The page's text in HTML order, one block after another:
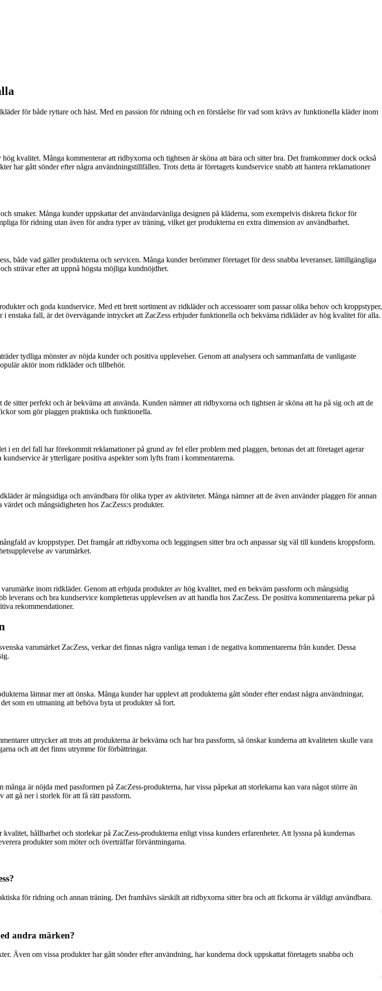
för både ryttare och häst. Med en passion för ridning och en förståelse för vad som krävs av funktionella kläder inom
kvalitet. Många kommenterar att ridbyxorna och tightsen är sköna att bära och sitter bra. Det framkommer dock också
har gått sönder efter några användningstillfällen. Trots detta är företagets kundservice snabb att hantera reklamationer
smaker. Många kunder uppskattar det användarvänliga designen på kläderna, som exempelvis diskreta fickor för
för ridning utan även för andra typer av träning, vilket ger produkterna en extra dimension av användbarhet.
både vad gäller produkterna och servicen. Många kunder berömmer företaget för dess snabba leveranser, lättillgängliga
strävar efter att uppnå högsta möjliga kundnöjdhet.
och goda kundservice. Med ett brett sortiment av ridkläder och accessoarer som passar olika behov och kroppstyper,
enstaka fall, är det övervägande intrycket att ZacZess erbjuder funktionella och bekväma ridkläder av hög kvalitet för alla.
tydliga mönster av nöjda kunder och positiva upplevelser. Genom att analysera och sammanfatta de vanligaste
aktör inom ridkläder och tillbehör.
sitter perfekt och är bekväma att använda. Kunden nämner att ridbyxorna och tightsen är sköna att ha på sig och att de
som gör plaggen praktiska och funktionella.
i en del fall har förekommit reklamationer på grund av fel eller problem med plaggen, betonas det att företaget agerar
är ytterligare positiva aspekter som lyfts fram i kommentarerna.
är mångsidiga och användbara för olika typer av aktiviteter. Många nämner att de även använder plaggen för annan
och mångsidigheten hos ZacZess:s produkter.
av kroppstyper. Det framgår att ridbyxorna och leggingsen sitter bra och anpassar sig väl till kundens kroppsform.
av varumärket.
inom ridkläder. Genom att erbjuda produkter av hög kvalitet, med en bekväm passform och mångsidig
och bra kundservice kompletteras upplevelsen av att handla hos ZacZess. De positiva kommentarerna pekar på
rekommendationer.
varumärket ZacZess, verkar det finnas några vanliga teman i de negativa kommentarerna från kunder. Dessa
lämnar mer att önska. Många kunder har upplevt att produkterna gått sönder efter endast några användningar,
som en utmaning att behöva byta ut produkter så fort.
uttrycker att trots att produkterna är bekväma och har bra passform, så önskar kunderna att kvaliteten skulle vara
och att det finns utrymme för förbättringar.
är nöjda med passformen på ZacZess-produkterna, har vissa påpekat att storlekarna kan vara något större än
att gå ner i storlek för att få rätt passform.
hållbarhet och storlekar på ZacZess-produkterna enligt vissa kunders erfarenheter. Att lyssna på kundernas
produkter som möter och överträffar förväntningarna.
för ridning och annan träning. Det framhävs särskilt att ridbyxorna sitter bra och att fickorna är väldigt användbara.
andra märken?
Även om vissa produkter har gått sönder efter användning, har kunderna dock uppskattat företagets snabba och